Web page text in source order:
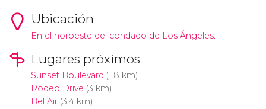
Ubicación
En el noroeste del condado de Los Ángeles.
Lugares próximos
Sunset Boulevard (1.8 km)
Rodeo Drive (3 km)
Bel Air(3.4 km)